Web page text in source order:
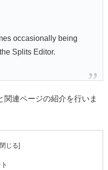
occasionally being
Splits Editor.
関連ページの紹介を行いま